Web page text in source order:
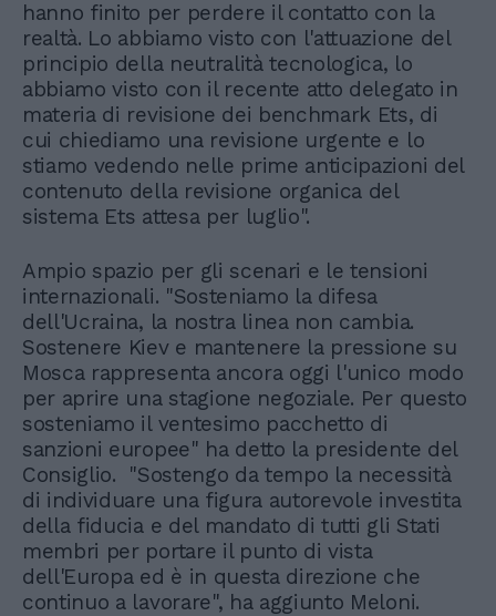
hanno finito per perdere il contatto con la
realtà. Lo abbiamo visto con l'attuazione del
principio della neutralità tecnologica, lo
abbiamo visto con il recente atto delegato in
materia di revisione dei benchmark Ets, di
cui chiediamo una revisione urgente e lo
stiamo vedendo nelle prime anticipazioni del
contenuto della revisione organica del
sistema Ets attesa per luglio".
Ampio spazio per gli scenari e le tensioni
internazionali. "Sosteniamo la difesa
dell'Ucraina, la nostra linea non cambia.
Sostenere Kiev e mantenere la pressione su
Mosca rappresenta ancora oggi l'unico modo
per aprire una stagione negoziale. Per questo
sosteniamo il ventesimo pacchetto di
sanzioni europee" ha detto la presidente del
Consiglio. "Sostengo da tempo la necessità
di individuare una figura autorevole investita
della fiducia e del mandato di tutti gli Stati
membri per portare il punto di vista
dell'Europa ed è in questa direzione che
continuo a lavorare", ha aggiunto Meloni.